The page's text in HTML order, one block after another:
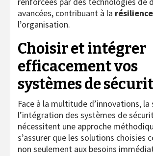
avancées, contribuant à la
l’organisation.
Choisir et intégrer
efficacement vos
systèmes de
Face à la multitude d’innovations,
l’intégration des systèmes de
nécessitent une approche
s’assurer que les solutions choisies
non seulement aux besoins